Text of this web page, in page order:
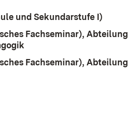
und Sekundarstufe I)
Fachseminar), Abteilung
Fachseminar), Abteilung